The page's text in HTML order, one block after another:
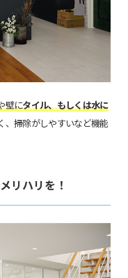
壁にタイル、もしくは水に
、掃除がしやすいなど機能
リハリを！